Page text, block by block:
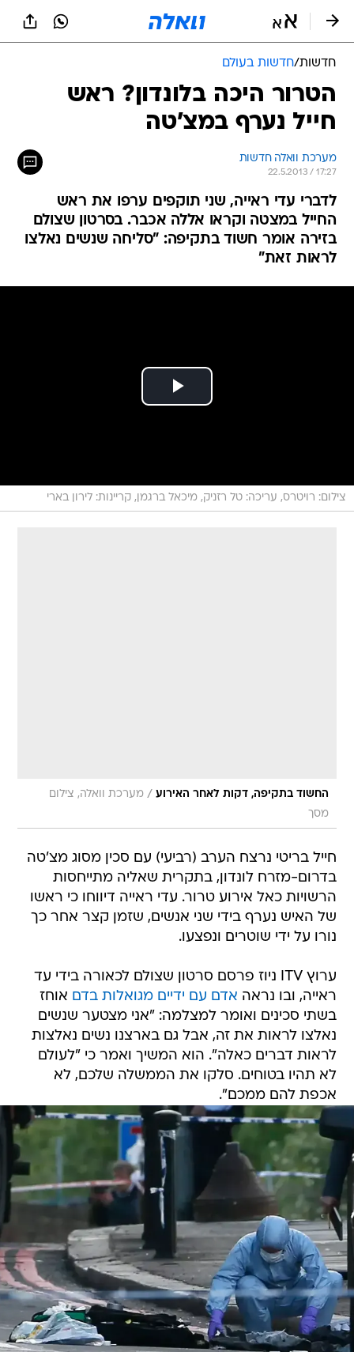
חדשות/חדשות בעולם
הטרור היכה בלונדון? ראש
חייל נערף במצ'טה
מערכת וואלה חדשות
22.5.2013 / 17:27
לדברי עדי ראייה, שני תוקפים ערפו את ראש
החייל במצטה וקראו אללה אכבר. בסרטון שצולם
בזירה אומר חשוד בתקיפה: "סליחה שנשים נאלצו
לראות זאת"
צילום: רויטרס, עריכה: טל רזניק, מיכאל ברגמן, קריינות: לירון בארי
החשוד בתקיפה, דקות לאחר האירוע / מערכת וואלה, צילום
מסך
חייל בריטי נרצח הערב (רביעי) עם סכין מסוג מצ'טה
בדרום-מזרח לונדון, בתקרית שאליה מתייחסות
הרשויות כאל אירוע טרור. עדי ראייה דיווחו כי ראשו
של האיש נערף בידי שני אנשים, שזמן קצר אחר כך
נורו על ידי שוטרים ונפצעו.
ערוץ ITV ניוז פרסם סרטון שצולם לכאורה בידי עד
ראייה, ובו נראה אדם עם ידיים מגואלות בדם אוחז
בשתי סכינים ואומר למצלמה: "אני מצטער שנשים
נאלצו לראות את זה, אבל גם בארצנו נשים נאלצות
לראות דברים כאלה". הוא המשיך ואמר כי "לעולם
לא תהיו בטוחים. סלקו את הממשלה שלכם, לא
אכפת להם ממכם".